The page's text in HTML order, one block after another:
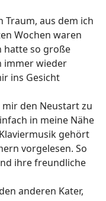
Traum, aus dem ich
Wochen waren
hatte so große
immer wieder
ins Gesicht
den Neustart zu
in meine Nähe
gehört
vorgelesen. So
ihre freundliche
anderen Kater,